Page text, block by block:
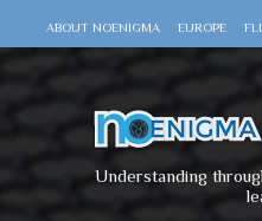
ABOUT NOENIGMA EUROPE
Understanding